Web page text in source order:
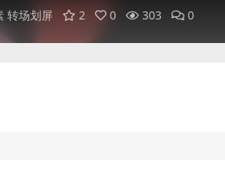
转场划屏 2 0 303 0